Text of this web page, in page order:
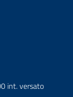
int. versato